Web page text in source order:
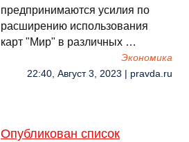
предпринимаются усилия по
расширению использования
карт "Мир" в различных …
Экономика
22:40, Август 3, 2023 | pravda.ru
Опубликован список